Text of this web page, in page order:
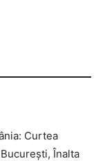
Curtea
Înalta